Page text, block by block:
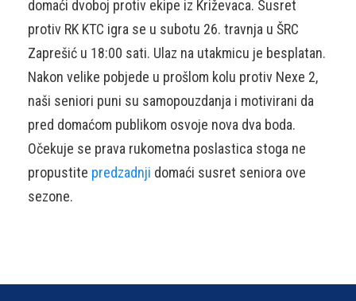
domaći dvoboj protiv ekipe iz Križevaca. Susret
protiv RK KTC igra se u subotu 26. travnja u ŠRC
Zaprešić u 18:00 sati. Ulaz na utakmicu je besplatan.
Nakon velike pobjede u prošlom kolu protiv Nexe 2,
naši seniori puni su samopouzdanja i motivirani da
pred domaćom publikom osvoje nova dva boda.
Očekuje se prava rukometna poslastica stoga ne
propustite predzadnji domaći susret seniora ove
sezone.